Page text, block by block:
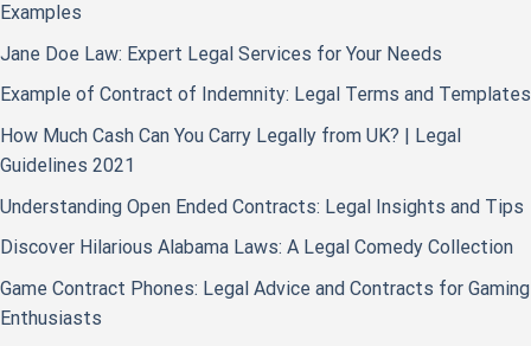
Examples
Jane Doe Law: Expert Legal Services for Your Needs
Example of Contract of Indemnity: Legal Terms and Templates
How Much Cash Can You Carry Legally from UK? | Legal
Guidelines 2021
Understanding Open Ended Contracts: Legal Insights and Tips
Discover Hilarious Alabama Laws: A Legal Comedy Collection
Game Contract Phones: Legal Advice and Contracts for Gaming
Enthusiasts